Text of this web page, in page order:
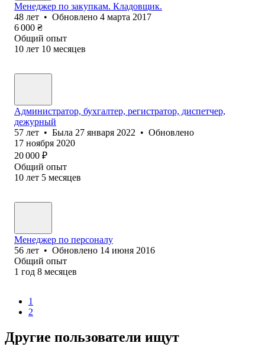
Менеджер по закупкам. Кладовщик.
48 лет • Обновлено 4 марта 2017
6 000 ₴
Общий опыт
10 лет 10 месяцев
Администратор, бухгалтер, регистратор, диспетчер,
дежурный
57 лет • Была 27 января 2022 • Обновлено
17 ноября 2020
20 000 ₽
Общий опыт
10 лет 5 месяцев
Менеджер по персоналу
56 лет • Обновлено 14 июня 2016
Общий опыт
1 год 8 месяцев
1
2
Другие пользователи ищут